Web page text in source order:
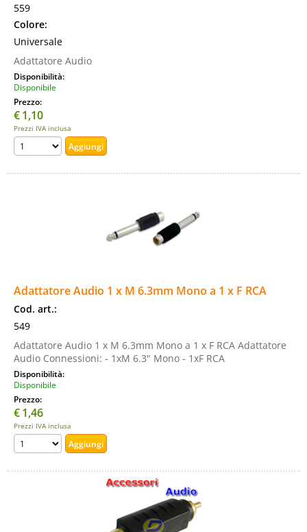
559
Colore:
Universale
Adattatore Audio
Disponibilità:
Disponibile
Prezzo:
€1,10
Prezzi IVA inclusa
Adattatore Audio 1 x M 6.3mm Mono a 1 x F RCA
Cod. art.:
549
Adattatore Audio 1 x M 6.3mm Mono a 1 x F RCA Adattatore
Audio Connessioni: - 1xM 6.3" Mono - 1xF RCA
Disponibilità:
Disponibile
Prezzo:
€1,46
Prezzi IVA inclusa